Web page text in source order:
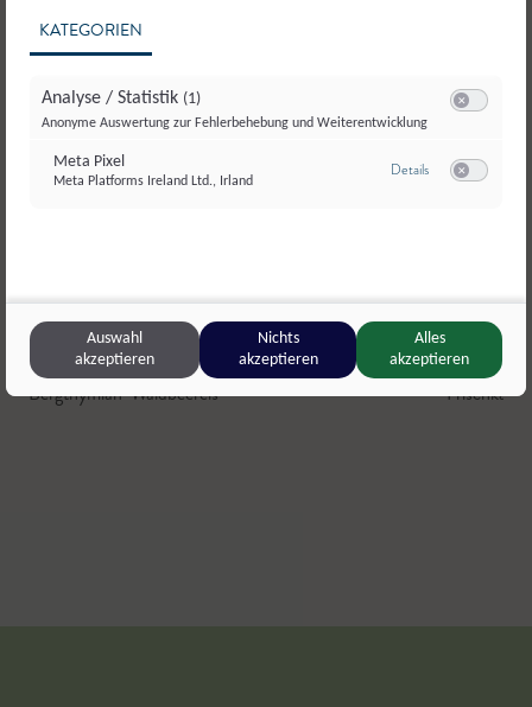
NOWI Conditor Eis
Kaprun
Bergthymian-Waldbeereis
Neubauer
Frischkäse
KATEGORIEN
Analyse / Statistik (1)
Anonyme Auswertung zur Fehlerbehebung und Weiterentwicklung
Meta Pixel
Meta Platforms Ireland Ltd., Irland
Detailszu Meta Pixel
Auswahl
akzeptieren
Nichts
akzeptieren
Alles
akzeptieren